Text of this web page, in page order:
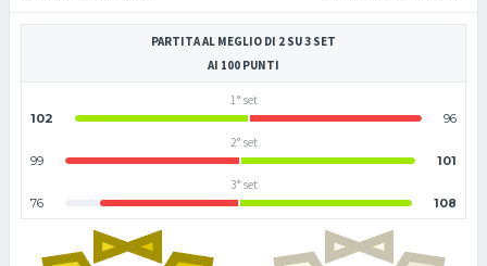
PARTITA AL MEGLIO DI 2 SU 3 SET
AI 100 PUNTI
1° set
102
96
2° set
99
101
3° set
76
108